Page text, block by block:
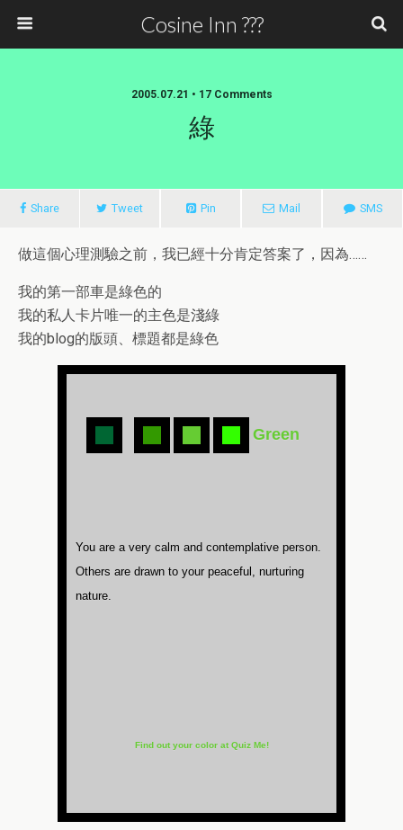
Cosine Inn ???
2005.07.21 • 17 Comments
綠
Share Tweet Pin Mail SMS
做這個心理測驗之前，我已經十分肯定答案了，因為……
我的第一部車是綠色的
我的私人卡片唯一的主色是淺綠
我的blog的版頭、標題都是綠色
Green
You are a very calm and contemplative person.
Others are drawn to your peaceful, nurturing
nature.
Find out your color at Quiz Me!